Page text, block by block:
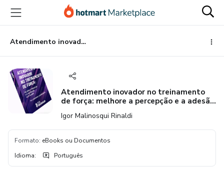
para
conteúdo
principal
para
pagamento
para
rodapé
Atendimento inovador no treinamento de força: melhore a percepção e a adesão de seus alunos
Atendimento inovador no treinamento
de força: melhore a percepção e a adesão
Igor Malinosqui Rinaldi
Formato: eBooks ou Documentos
Idioma: Português